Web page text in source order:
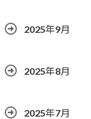
2025年9月
2025年8月
2025年7月